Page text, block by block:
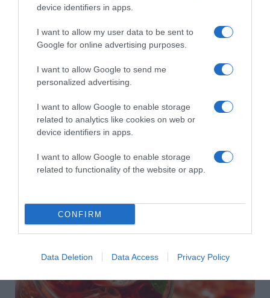
device identifiers in apps.
I want to allow my user data to be sent to
Google for online advertising purposes.
I want to allow Google to send me
personalized advertising.
I want to allow Google to enable storage
related to analytics like cookies on web or
device identifiers in apps.
I want to allow Google to enable storage
related to functionality of the website or app.
CONFIRM
Data Deletion Data Access Privacy Policy
2026-08-09.
24. évfordulójukat ünneplik Zoránék